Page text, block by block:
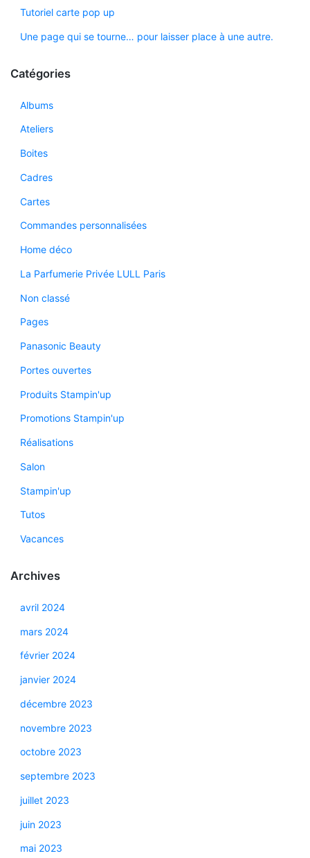
Tutoriel carte pop up
Une page qui se tourne… pour laisser place à une autre.
Catégories
Albums
Ateliers
Boites
Cadres
Cartes
Commandes personnalisées
Home déco
La Parfumerie Privée LULL Paris
Non classé
Pages
Panasonic Beauty
Portes ouvertes
Produits Stampin'up
Promotions Stampin'up
Réalisations
Salon
Stampin'up
Tutos
Vacances
Archives
avril 2024
mars 2024
février 2024
janvier 2024
décembre 2023
novembre 2023
octobre 2023
septembre 2023
juillet 2023
juin 2023
mai 2023